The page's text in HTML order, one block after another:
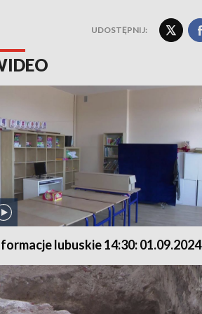
UDOSTĘPNIJ:
lubuskie 14:30: 01.09.2024